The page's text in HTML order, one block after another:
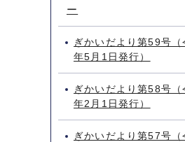
ー
ぎかいだより第59号（
年5月1日発行）
ぎかいだより第58号（
年2月1日発行）
ぎかいだより第57号（